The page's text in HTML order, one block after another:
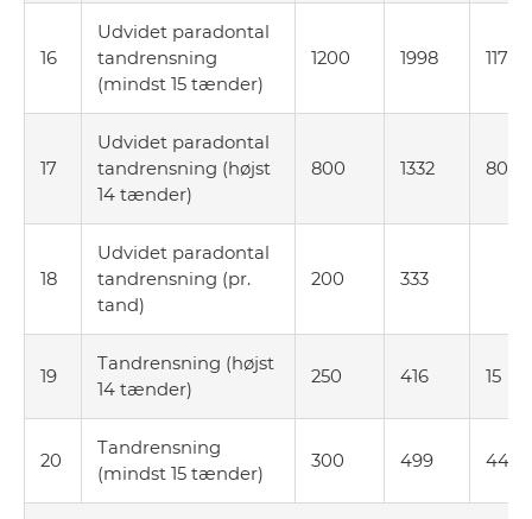
16
Udvidet paradontal
tandrensning
(mindst 15 tænder)
1200 1998 1176
17
Udvidet paradontal
tandrensning (højst
14 tænder)
800 1332 807
18
Udvidet paradontal
tandrensning (pr.
tand)
200 333
19
Tandrensning (højst
14 tænder)
250 416 15
20
Tandrensning
(mindst 15 tænder)
300 499 44